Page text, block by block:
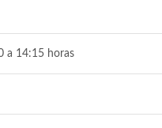
a 14:15 horas